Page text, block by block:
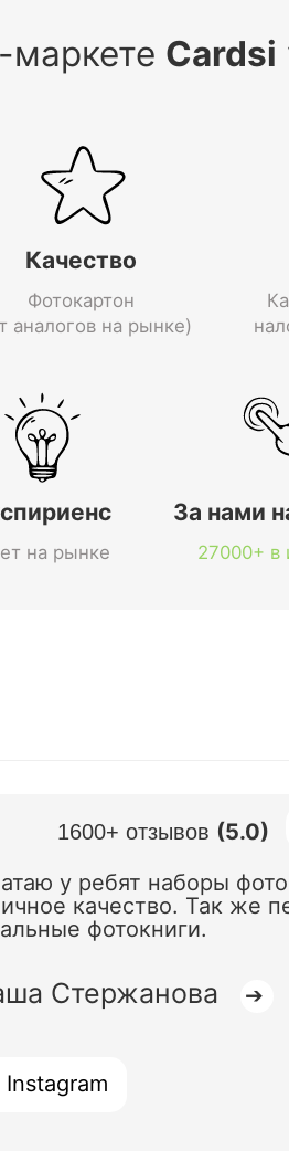
Cardsi
Качество
Фотокартон
аналогов на рынке)
на рынке
За нами
27000+ в
1600+ отзывов (5.0)
у ребят наборы
качество. Так же
фотокниги.
Стержанова ➔
Instagram